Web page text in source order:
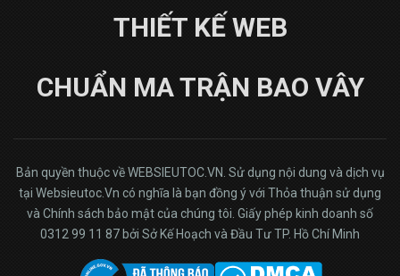
THIẾT KẾ WEB
CHUẨN MA TRẬN BAO VÂY
Bản quyền thuộc về WEBSIEUTOC.VN. Sử dụng nội dung và dịch vụ
tại Websieutoc.Vn có nghĩa là bạn đồng ý với Thỏa thuận sử dụng
và Chính sách bảo mật của chúng tôi. Giấy phép kinh doanh số
0312 99 11 87 bởi Sở Kế Hoạch và Đầu Tư TP. Hồ Chí Minh